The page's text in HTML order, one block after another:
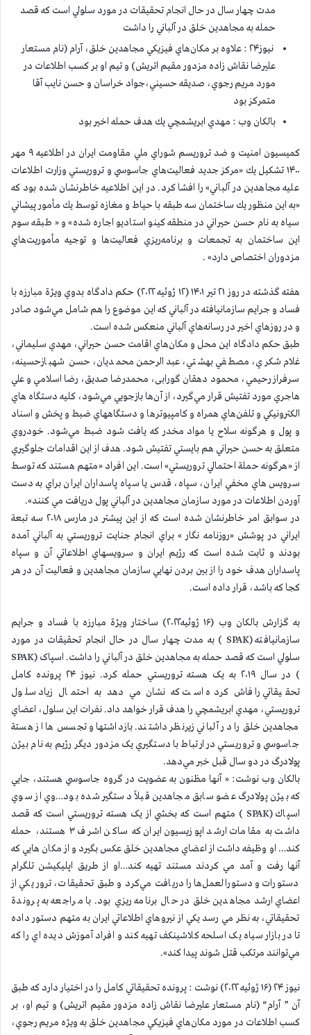
مدت چهار سال در حال انجام تحقيقات در مورد سلولي است که قصد
حمله به مجاهدين خلق در آلباني را داشت
نيوز۲۴ : علاوه بر مکان‌هاي فيزيکي مجاهدين خلق، آرام (نام مستعار
عليرضا نقاش زاده مزدور مقيم اتريش) و تيم او بر کسب اطلاعات در
مورد مريم رجوي، صديقه حسيني،جواد خراسان و حسن نايب آقا
متمرکز بود
بالکان وب : مهدي ابريشمچي يك هدف حمله اخير بود
كميسيون امنيت و ضد تروريسم شوراي ملي مقاومت ايران در اطلاعيه ۹ مهر
۱۴۰۰ تشكيل يك «مركز جديد فعاليت‌هاي جاسوسي و تروريستي وزارت اطلاعات
عليه مجاهدين در آلباني» را افشا كرد. در اين اطلاعيه خاطرنشان شده بود كه
«به اين منظور يك ساختمان سه طبقه با حياط و مغازه توسط يك مأمور پيشاني
سياه به نام حسن حيراني در منطقه كينو استاديو اجاره شده» و « طبقه سوم
اين ساختمان به تجمعات و برنامه‌ريزي فعاليت‌ها و توجيه مأموريت‌هاي
مزدوران اختصاص دارد» .
هفته گذشته در روز ۲۱ تير ۱۴۰۱ (۱۲ ژوئيه ۲۰۲۲) حكم دادگاه بدوي ويژة مبارزه با
فساد و جرايم سازمانيافته در آلباني كه اين موضوع را هم شامل مي‌شود صادر
و در روزهاي اخير در رسانه‌هاي آلباني منعكس شده است.
طبق حكم دادگاه اين محل و مكان‌هاي اقامت حسن حيراني، مهدي سليماني،
غلام شکري، مصطفي بهشتي، عبدالرحمن محمديان، حسن شهبازحسينه،
سرفراز رحيمي، محمود دهقان گورابی، محمدرضا صديق، رضا اسلامي و علي
هاجري مورد تفتيش قرار مي‌گيرد، از آن‌ها بازجويي مي‌شود، كليه دستگاه هاي
الكترونيكي و تلفن‌هاي همراه و كامپيوترها و دستگاههاي ضبط و پخش و اسناد
و پول و هرگونه سلاح يا مواد مخدر كه يافت شود ضبط مي‌شود. خودروي
متعلق به حسن حيراني هم بايستي تفتيش شود. هدف از اين اقدامات جلوگيري
از «هرگونه حملة احتمالي تروريستي» است. اين افراد «متهم هستند که توسط
سرويس هاي مخفي ايران، سپاه، قدس يا سپاه پاسداران ايران براي به دست
آوردن اطلاعات در مورد سازمان مجاهدين در آلباني پول دريافت مي کنند».
در سوابق امر خاطرنشان شده است كه از اين پيشتر در مارس ۲۰۱۸ سه تبعة
ايراني در پوشش «روزنامه نگار » براي انجام جنايت تروريستي به آلباني آمده
بودند و ثابت شده است كه رژيم ايران و سرويسهاي اطلاعاتي آن و سپاه
پاسداران هدف خود را از بين بردن نهايي سازمان مجاهدين و فعاليت آن در هر
کجا که باشد، قرار داده است.
به گزارش بالكان وب (۱۶ ژوئيه۲۰۲۲) ساختار ويژة مبارزه با فساد و جرايم
سازمانيافته (SPAK ) به مدت چهار سال در حال انجام تحقيقات در مورد
سلولي است که قصد حمله به مجاهدين خلق در آلباني را داشت. اسپاک (SPAK
) در سال ۲۰۱۹ به يک هسته تروريستي حمله کرد. نيوز ۲۴ پرونده کامل
تحقيقاتي را فاش کرده است که نشان مي دهد به احتمال زياد سلول
تروريستي، مهدي ابريشمچي را هدف قرار خواهد داد. نفرات اين سلول، اعضاي
مجاهدين خلق را در آلباني زيرنظر داشتند. بازداشتها و تجسس ها از هستة
جاسوسي و تروريستي در ارتباط با دستگيري يک مزدور ديگر رژيم به نام بيژن
پولادرگ در دو سال قبل خبر مي‌دهد.
بالکان وب نوشت: « آنها مظنون به عضويت در گروه جاسوسي هستند، جايي
که بيژن پولادرگ عضو سابق مجاهدين قبلاً دستگير شده بود…وي از سوي
اسپاك (SPAK ) متهم است که بخشي از يک هسته تروريستي است که قصد
داشت به مقامات ارشد اپوزيسيون ايران که ساكن اشرف ۳ هستند، حمله
کند… او وظيفه داشت از اعضاي مجاهدين خلق عکس بگيرد و از مکان هايي که
آنها رفت و آمد مي کردند مستند تهيه کند…او از طريق اپليکيشن تلگرام
دستورات و دستورالعمل‌ها را دريافت مي‌کرد و طبق تحقيقات، ترور يکي از
اعضاي ارشد مجاهدين خلق در حال برنامه ريزي بود. با مراجعه به پروندة
تحقيقاتي، به نظر مي رسد يکي از نيروهاي اطلاعاتي ايران به متهم دستور داده
تا در بازار سياه يک اسلحه کلاشينکف تهيه کند و افراد آموزش ديده اي را که
مي‌توانند مرتکب قتل شوند پيدا کند».
نيوز ۲۴ (۱۶ ژوئيه ۲۰۲۲) نوشت : پرونده تحقيقاتي کامل را در اختيار دارد كه طبق
آن ” آرام“ (نام مستعار عليرضا نقاش زاده مزدور مقيم اتريش) و تيم او، بر
کسب اطلاعات در مورد مکان‌هاي فيزيکي مجاهدين خلق به ويژه مريم رجوي،